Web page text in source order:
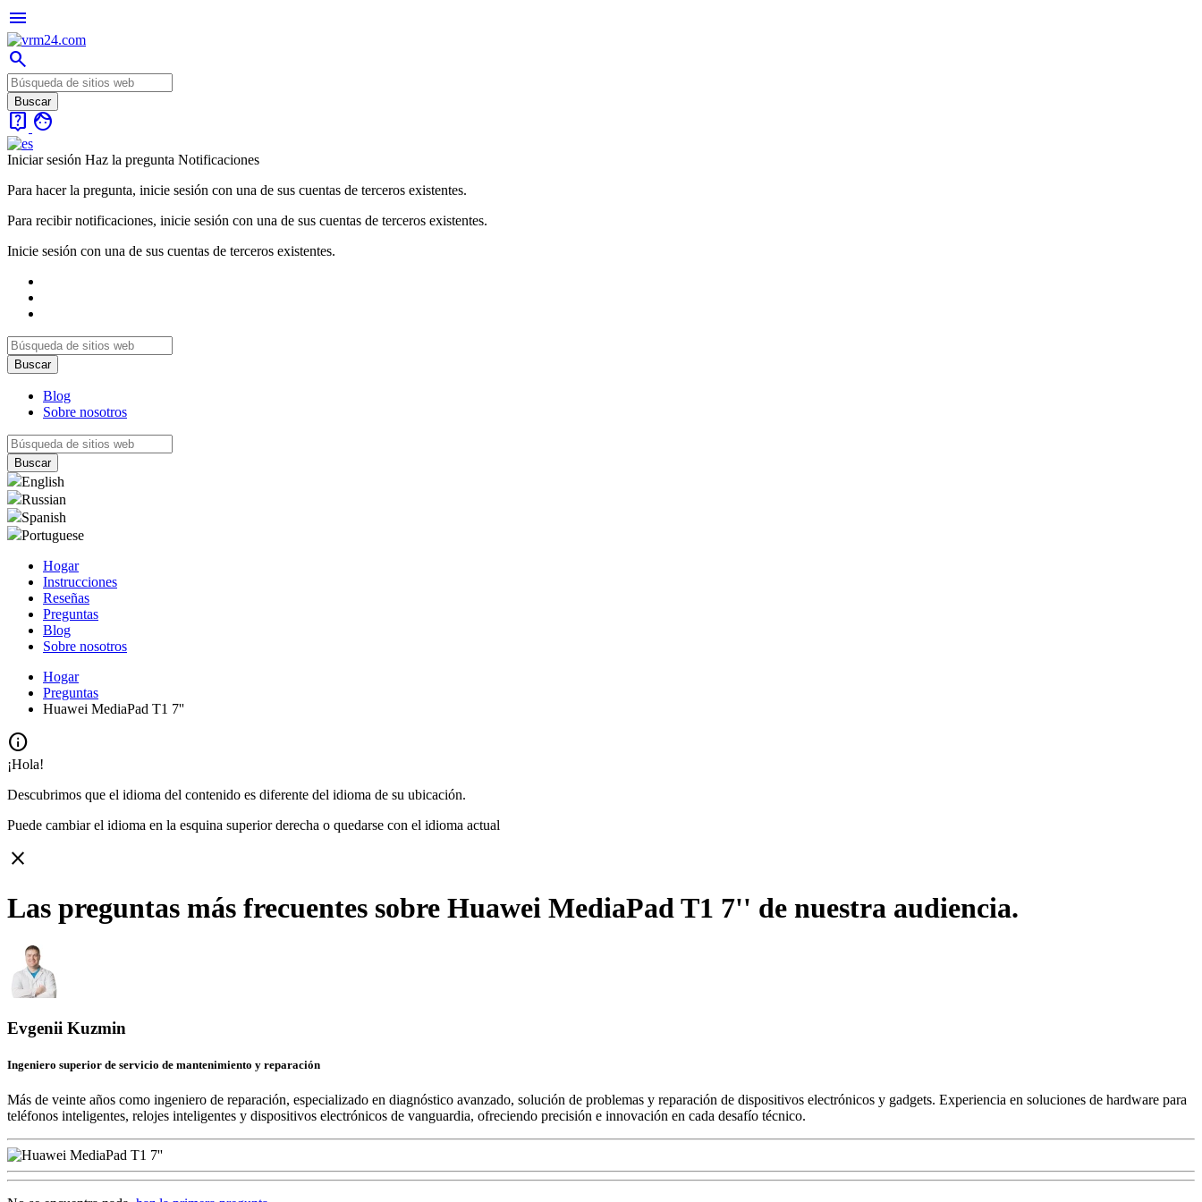
menu
search
live_help face
Iniciar sesión Haz la pregunta Notificaciones
Para hacer la pregunta, inicie sesión con una de sus cuentas de terceros existentes.
Para recibir notificaciones, inicie sesión con una de sus cuentas de terceros existentes.
Inicie sesión con una de sus cuentas de terceros existentes.
Blog
Sobre nosotros
English
Russian
Spanish
Portuguese
Hogar
Instrucciones
Reseñas
Preguntas
Blog
Sobre nosotros
Hogar
Preguntas
Huawei MediaPad T1 7''
info
¡Hola!
Descubrimos que el idioma del contenido es diferente del idioma de su ubicación.
Puede cambiar el idioma en la esquina superior derecha o quedarse con el idioma actual
close
Las preguntas más frecuentes sobre Huawei MediaPad T1 7'' de nuestra audiencia.
Evgenii Kuzmin
Ingeniero superior de servicio de mantenimiento y reparación
Más de veinte años como ingeniero de reparación, especializado en diagnóstico avanzado, solución de problemas y reparación de dispositivos electrónicos y gadgets. Experiencia en soluciones de hardware para
teléfonos inteligentes, relojes inteligentes y dispositivos electrónicos de vanguardia, ofreciendo precisión e innovación en cada desafío técnico.